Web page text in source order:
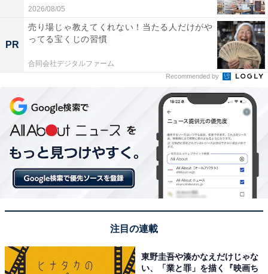
「リラックマアンサンブルツアー〜一緒に広げよ
う♪ ごゆるりSDGs〜」とは
2026/08/05
PR
売り場じゃ教えてくれない！当たる人だけがや
ってる宝くじの習慣
合同会社デジタルファーム
Recommended by
注目の連載
東野圭吾や湊かなえだけじゃな
い、「業と罪」を描く『映画ち